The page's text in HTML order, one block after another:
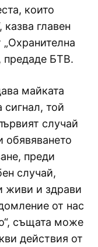
които
главен
предаде БТВ.
майката
той
случай
обявяването
преди
случай,
живи и здрави
от нас
същата може
действия от